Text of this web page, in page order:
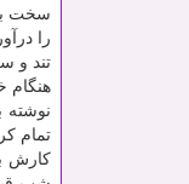
سخت
را
تند و
هنگام
تمام
کارش